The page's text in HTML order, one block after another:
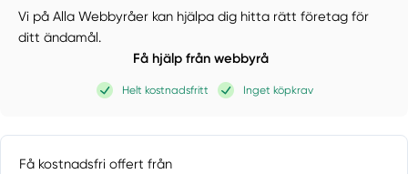
Vi på Alla Webbyråer kan hjälpa dig hitta rätt företag för
ditt ändamål.
Få hjälp från webbyrå
Helt kostnadsfritt Inget köpkrav
Få kostnadsfri offert från